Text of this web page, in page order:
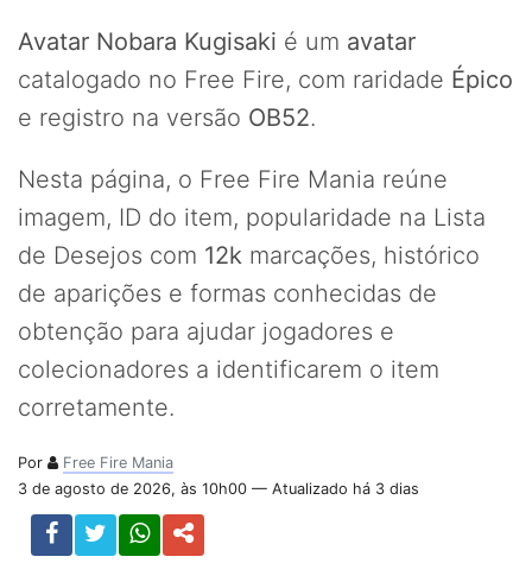
Avatar Nobara Kugisaki é um avatar
catalogado no Free Fire, com raridade Épico
e registro na versão OB52.
Nesta página, o Free Fire Mania reúne
imagem, ID do item, popularidade na Lista
de Desejos com 12k marcações, histórico
de aparições e formas conhecidas de
obtenção para ajudar jogadores e
colecionadores a identificarem o item
corretamente.
Por
Free Fire Mania
3 de agosto de 2026, às 10h00 — Atualizado há 3 dias